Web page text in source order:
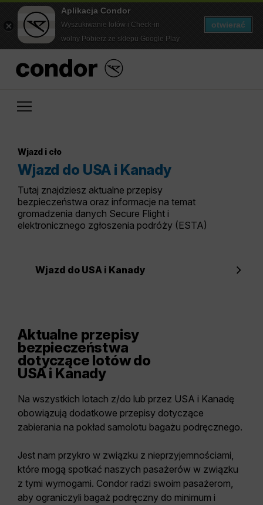
Aplikacja Condor
Wyszukiwanie lotów i Check-in
wolny Pobierz ze sklepu Google Play
otwierać
Wjazd i cło
Wjazd do USA i Kanady
Tutaj znajdziesz aktualne przepisy
bezpieczeństwa oraz informacje na temat
gromadzenia danych Secure Flight i
elektronicznego zgłoszenia podróży (ESTA)
Wjazd do USA i Kanady
Aktualne przepisy
bezpieczeństwa
dotyczące lotów do
USA i Kanady
Na wszystkich lotach z/do lub przez USA i Kanadę
obowiązują dodatkowe przepisy dotyczące
zabierania na pokład samolotu bagażu podręcznego.
Jest nam przykro w związku z nieprzyjemnościami,
które mogą spotkać naszych pasażerów w związku
z tymi wymogami. Condor radzi swoim pasażerom,
aby ograniczyli bagaż podręczny do minimum i